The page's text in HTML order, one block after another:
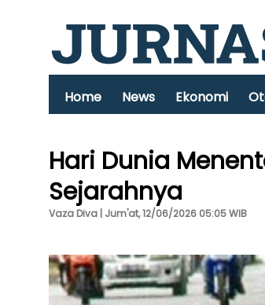
Home News Ekonomi
Hari Dunia
Sejarahnya
Vaza Diva | Jum'at, 12/06/2026 05:05 WIB